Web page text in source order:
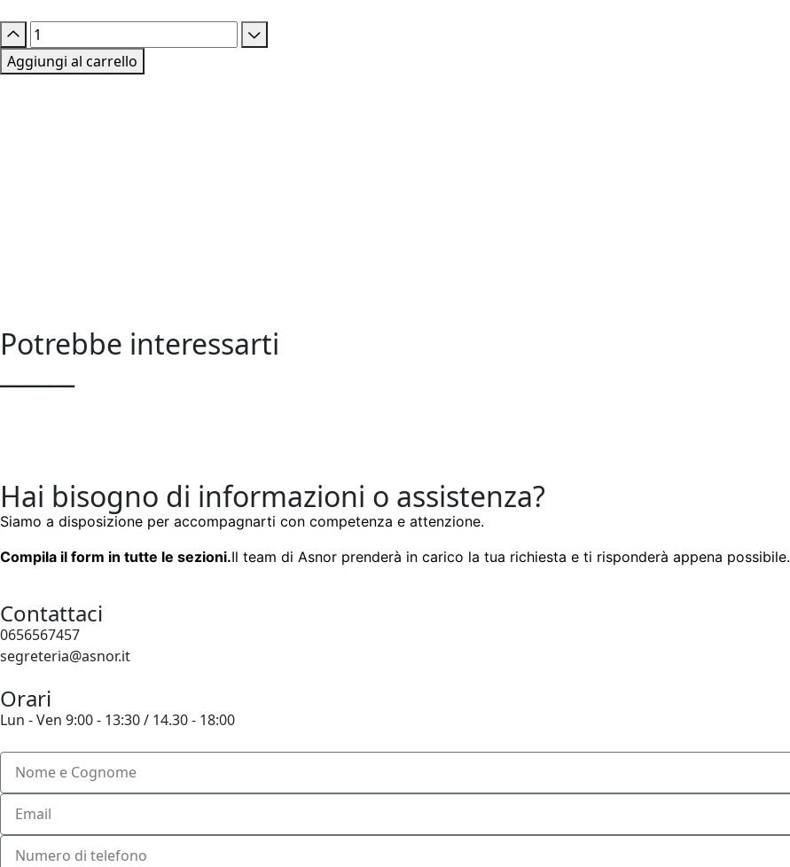
Aggiungi al carrello
Potrebbe interessarti
Hai bisogno di informazioni o assistenza?
Siamo a disposizione per accompagnarti con competenza e attenzione.
Compila il form in tutte le sezioni.Il team di Asnor prenderà in carico la tua richiesta e ti risponderà appena possibile.
Contattaci
0656567457
segreteria@asnor.it
Orari
Lun - Ven 9:00 - 13:30 / 14.30 - 18:00